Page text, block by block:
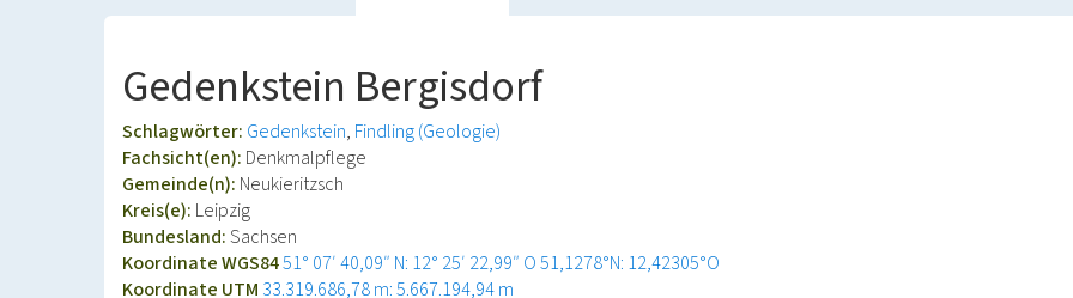
Gedenkstein Bergisdorf
Schlagwörter: Gedenkstein Findling (Geologie)
Fachsicht(en): Denkmalpflege
Gemeinde(n): Neukieritzsch
Kreis(e): Leipzig
Bundesland:Sachsen
Koordinate WGS8451° 07′ 40,09″ N: 12° 25′ 22,99″ O51,1278°N: 12,42305°O
Koordinate UTM 33.319.686,78 m: 5.667.194,94 m